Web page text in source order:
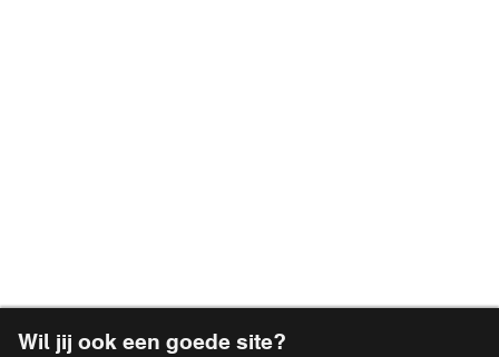
Wil jij ook een goede site?